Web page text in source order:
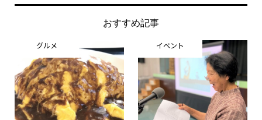
おすすめ記事
グルメ イベント